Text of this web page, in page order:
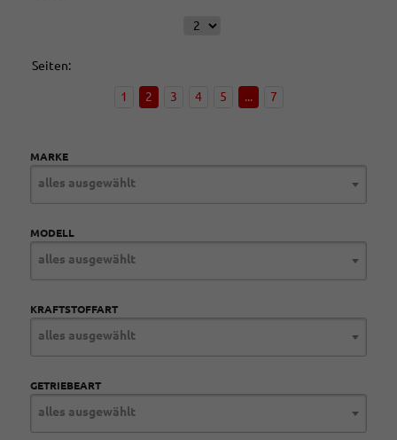
Seiten:
1 2 3 4 5 ... 7
MARKE
alles ausgewählt
MODELL
alles ausgewählt
KRAFTSTOFFART
alles ausgewählt
GETRIEBEART
alles ausgewählt